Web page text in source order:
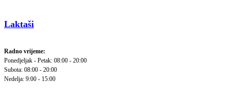
Laktaši
Radno vrijeme:
Ponedjeljak - Petak: 08:00 - 20:00
Subota: 08:00 - 20:00
Nedelja: 9:00 - 15:00